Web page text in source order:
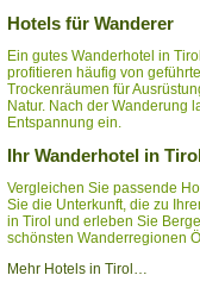
Hotels für Wanderer
Ein gutes Wanderhotel in
profitieren häufig von
Trockenräumen für
Natur. Nach der Wanderung
Entspannung ein.
Ihr Wanderhotel in
Vergleichen Sie passende
Sie die Unterkunft, die zu
in Tirol und erleben Sie
schönsten Wanderregionen
Mehr Hotels in Tirol…